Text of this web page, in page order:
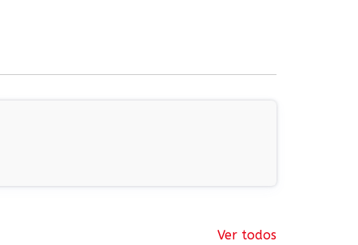
Ver todos